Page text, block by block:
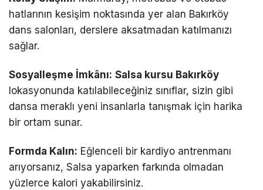
hatlarının kesişim noktasında yer alan Bakırköy
dans salonları, derslere aksatmadan katılmanızı
sağlar.
Sosyalleşme İmkânı: Salsa kursu Bakırköy
lokasyonunda katılabileceğiniz sınıflar, sizin gibi
dansa meraklı yeni insanlarla tanışmak için harika
bir ortam sunar.
Formda Kalın: Eğlenceli bir kardiyo antrenmanı
arıyorsanız, Salsa yaparken farkında olmadan
yüzlerce kalori yakabilirsiniz.